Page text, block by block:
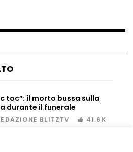
zero: fiumi congelati e navi
toc”: il morto bussa sulla
durante il funerale
BLITZTV 41.6K